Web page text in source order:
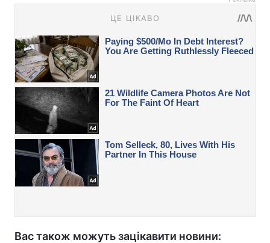
Вас також можуть зацікавити новини: